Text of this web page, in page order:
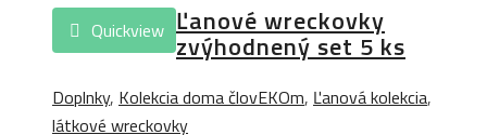
through
21,00€
Quickview Ľanové wreckovky
zvýhodnený set 5 ks
Doplnky, Kolekcia doma človEKOm, Ľanová kolekcia,
látkové wreckovky